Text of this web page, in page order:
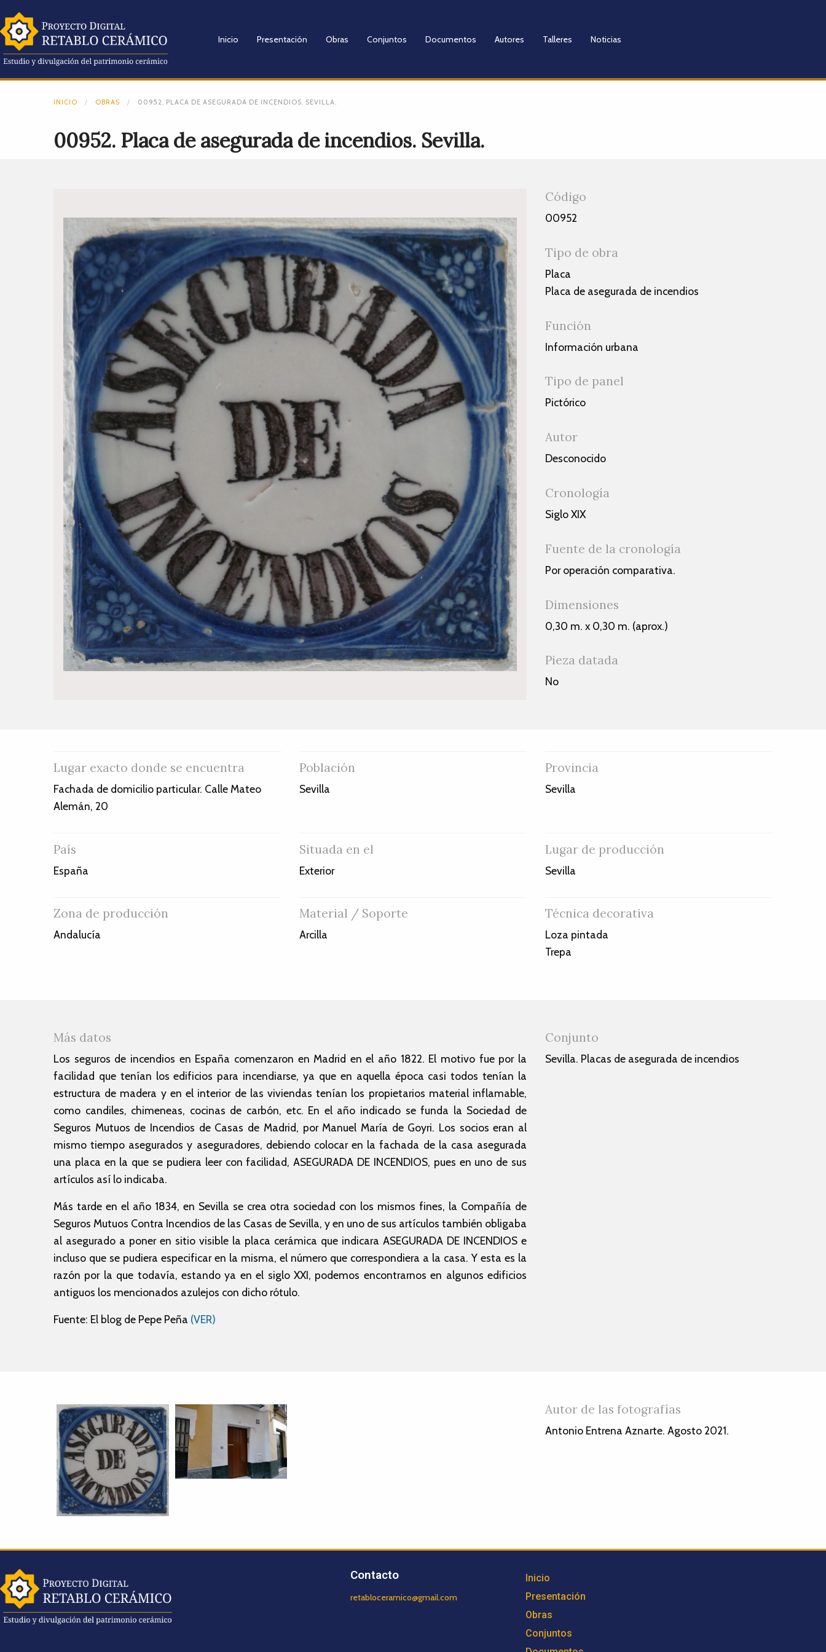
Inicio Presentación Obras Conjuntos Documentos Autores Talleres Noticias
INICIO OBRAS 00952. PLACA DE ASEGURADA DE INCENDIOS. SEVILLA.
00952. Placa de asegurada de incendios. Sevilla.
Código
00952
Tipo de obra
Placa
Placa de asegurada de incendios
Función
Información urbana
Tipo de panel
Pictórico
Autor
Desconocido
Cronología
Siglo XIX
Fuente de la cronología
Por operación comparativa.
Dimensiones
0,30 m. x 0,30 m. (aprox.)
Pieza datada
No
Lugar exacto donde se encuentra
Fachada de domicilio particular. Calle Mateo
Alemán, 20
Población
Sevilla
Provincia
Sevilla
País
España
Situada en el
Exterior
Lugar de producción
Sevilla
Zona de producción
Andalucía
Material / Soporte
Arcilla
Técnica decorativa
Loza pintada
Trepa
Más datos
Los seguros de incendios en España comenzaron en Madrid en el año 1822. El motivo fue por la
facilidad que tenían los edificios para incendiarse, ya que en aquella época casi todos tenían la
estructura de madera y en el interior de las viviendas tenían los propietarios material inflamable,
como candiles, chimeneas, cocinas de carbón, etc. En el año indicado se funda la Sociedad de
Seguros Mutuos de Incendios de Casas de Madrid, por Manuel María de Goyri. Los socios eran al
mismo tiempo asegurados y aseguradores, debiendo colocar en la fachada de la casa asegurada
una placa en la que se pudiera leer con facilidad, ASEGURADA DE INCENDIOS, pues en uno de sus
artículos así lo indicaba.
Más tarde en el año 1834, en Sevilla se crea otra sociedad con los mismos fines, la Compañía de
Seguros Mutuos Contra Incendios de las Casas de Sevilla, y en uno de sus artículos también obligaba
al asegurado a poner en sitio visible la placa cerámica que indicara ASEGURADA DE INCENDIOS e
incluso que se pudiera especificar en la misma, el número que correspondiera a la casa. Y esta es la
razón por la que todavía, estando ya en el siglo XXI, podemos encontrarnos en algunos edificios
antiguos los mencionados azulejos con dicho rótulo.
Fuente: El blog de Pepe Peña (VER)
Conjunto
Sevilla. Placas de asegurada de incendios
Autor de las fotografías
Antonio Entrena Aznarte. Agosto 2021.
Contacto
retabloceramico@gmail.com
Inicio
Presentación
Obras
Conjuntos